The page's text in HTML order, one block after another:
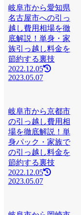
岐阜市から愛知県
名古屋市への引っ
越し費用相場を徹
底解説！単身・家
族引っ越し料金を
節約する裏技
2022.12.05
2023.05.07
岐阜市から京都市
の引っ越し費用相
場を徹底解説！単
身パック・家族で
の引っ越し料金を
節約する裏技
2022.12.05
2023.05.07